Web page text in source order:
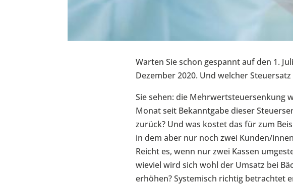
Warten Sie schon gespannt auf den 1.
Dezember 2020. Und welcher
Sie sehen: die Mehrwertsteuersenkung
Monat seit Bekanntgabe dieser
zurück? Und was kostet das für zum
in dem aber nur noch zwei Kunden/
Reicht es, wenn nur zwei Kassen
wieviel wird sich wohl der Umsatz bei
erhöhen? Systemisch richtig betrachtet